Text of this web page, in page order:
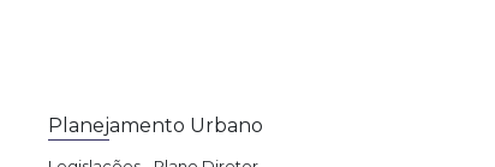
Planejamento Urbano